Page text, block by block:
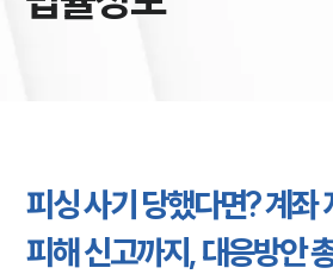
피싱 사기 당했다면? 계좌
피해 신고까지, 대응방안